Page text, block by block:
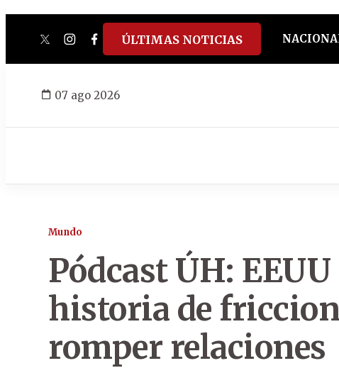
twitterinstagram
facebook
tiktokyoutube
spotify
ÚLTIMAS NOTICIAS
07 ago 2026
Mundo
Pódcast ÚH:
historia de
romper relaciones